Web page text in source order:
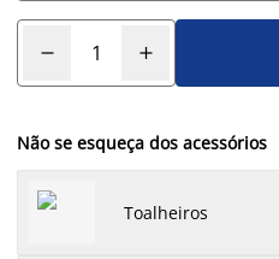
Não se esqueça dos acessórios
Toalheiros